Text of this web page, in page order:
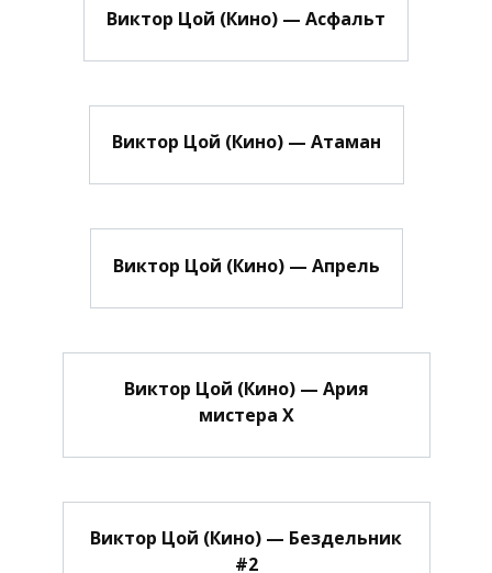
Виктор Цой (Кино) — Асфальт
Виктор Цой (Кино) — Атаман
Виктор Цой (Кино) — Апрель
Виктор Цой (Кино) — Ария
мистера Х
Виктор Цой (Кино) — Бездельник
#2